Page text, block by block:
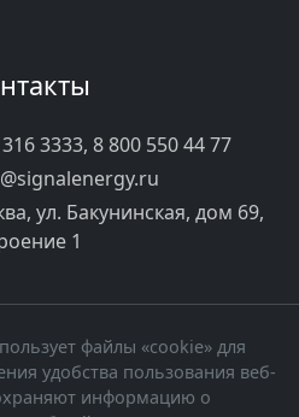
3333, 8 800 550 44 77
ул. Бакунинская, дом 69,
1
файлы «cookie» для
удобства пользования веб-
информацию о